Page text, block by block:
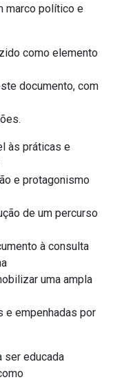
marco político e
como elemento
documento, com
às práticas e
e protagonismo
de um percurso
à consulta
uma ampla
empenhadas por
ser educada